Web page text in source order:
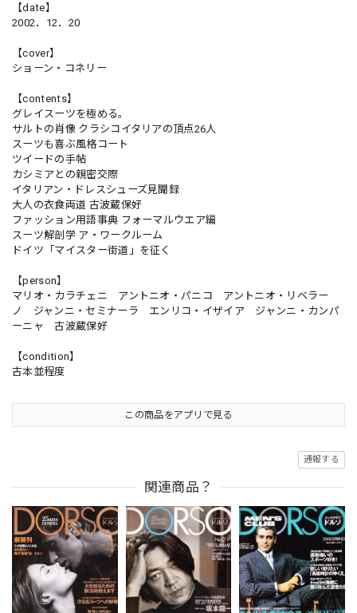
【date】
2002．12．20
【cover】
ショーン・コネリー
【contents】
グレイスーツを極める。
サルトの肖像 クラシコイタリアの頂点26人
スーツも喜ぶ風格コート
ツイードの手帖
カシミアとの親密交際
イタリアン・ドレスシューズ見聞録
大人の衣食両道 古波蔵保好
ファッション用語事典 フォーマルウエア編
スーツ解剖学 ア・ワークルーム
ドイツ「マイスター街道」を征く
【person】
マリオ・カラチェニ アントニオ・パニコ アントニオ・リベラー
ノ ジャンニ・セミナーラ エンリコ・イザイア ジャンニ・カンパ
ーニャ 古波蔵保好
【condition】
古本並程度
この商品をアプリで見る
通報する
関連商品？